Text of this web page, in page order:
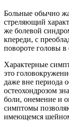
Больные обычно
стреляющий
же болевой
кпереди, с
повороте головы в
Характерные
это
даже вне периода
остеохондрозом
боли, онемение и
симптомы
имеющемся шейном